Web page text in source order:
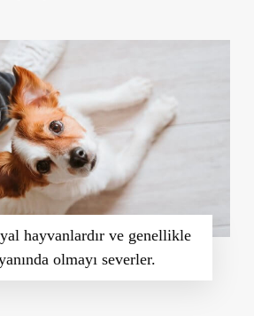
hayvanlardır ve genellikle
olmayı severler.